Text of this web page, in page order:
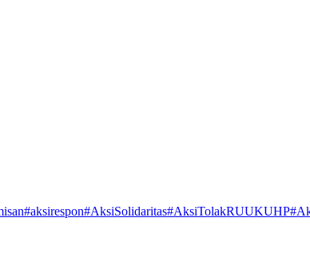
#aksirespon#AksiSolidaritas#AksiTolakRUUKUHP